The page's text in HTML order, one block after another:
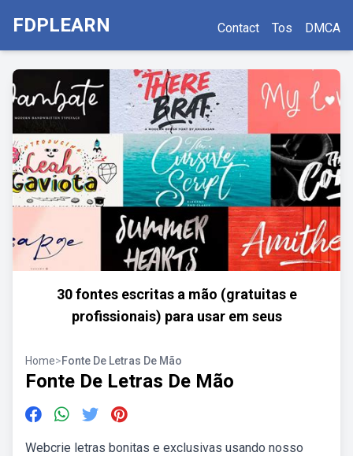
FDPLEARN Contact Tos DMCA
30 fontes escritas a mão (gratuitas e
profissionais) para usar em seus
Home>Fonte De Letras De Mão
Fonte De Letras De Mão
Webcrie letras bonitas e exclusivas usando nosso